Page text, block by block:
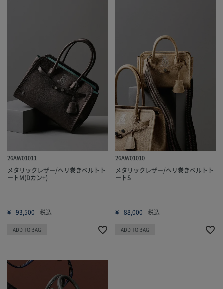
26AW01011
メタリックレザー/ヘリ巻きベルトト
ートM(Dカン+)
¥ 93,500 税込
ADD TO BAG
26AW01010
メタリックレザー/ヘリ巻きベルトト
ートS
¥ 88,000 税込
ADD TO BAG